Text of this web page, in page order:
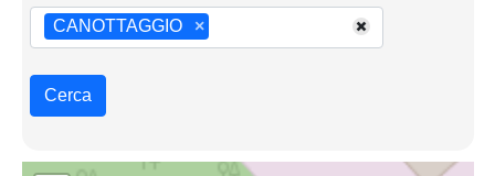
×
CANOTTAGGIO
Cerca